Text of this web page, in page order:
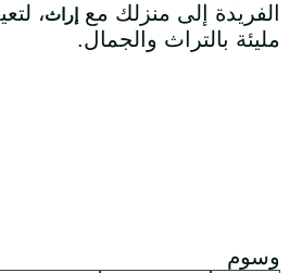
الفريدة إلى منزلك مع
إراث،
مليئة بالتراث والجمال.
وسوم